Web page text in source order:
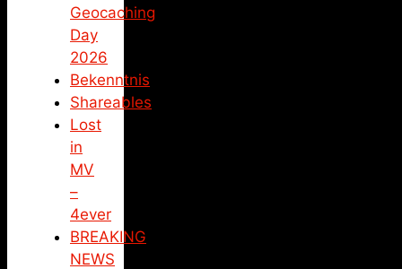
Geocaching
Day
2026
Bekenntnis
Shareables
Lost
in
MV
–
4ever
BREAKING
NEWS